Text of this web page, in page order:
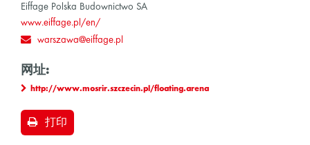
Eiffage Polska Budownictwo SA
www.eiffage.pl/en/
warszawa@eiffage.pl
网址:
http://www.mosrir.szczecin.pl/floating.arena
打印